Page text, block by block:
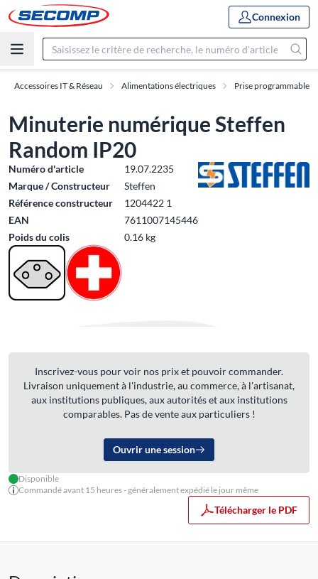
Connexion
Accessoires IT & Réseau Alimentations électriques Prise programmable
Minuterie numérique Steffen
Random IP20
Numéro d'article
19.07.2235
Marque / Constructeur
Steffen
Référence constructeur
1204422 1
EAN
7611007145446
Poids du colis
0.16 kg
Inscrivez-vous pour voir nos prix et pouvoir commander.
Livraison uniquement à l'industrie, au commerce, à l'artisanat,
aux institutions publiques, aux autorités et aux institutions
comparables. Pas de vente aux particuliers !
Ouvrir une session
Disponible
Commandé avant 15 heures - généralement expédié le jour même
Télécharger le PDF